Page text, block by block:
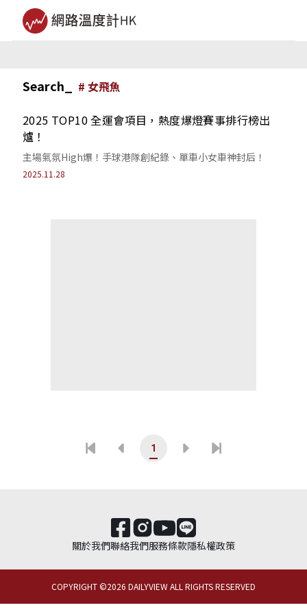
Search_ # 女飛魚
2025 TOP10 全運會項目，熱度爆燈賽事排行榜出
爐！
主場氣氛High爆！手球港隊創紀錄、單車小女車神封后！
2025.11.28
1
關於我們聯絡我們服務條款隱私權政策
COPYRIGHT ©2026 DAILYVIEW ALL RIGHTS RESERVED